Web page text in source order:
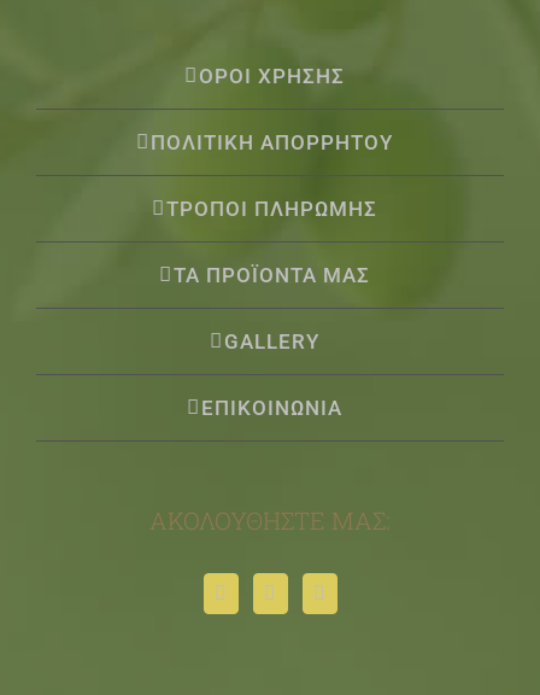
ΟΡΟΙ ΧΡΗΣΗΣ
ΠΟΛΙΤΙΚΗ ΑΠΟΡΡΗΤΟΥ
ΤΡΟΠΟΙ ΠΛΗΡΩΜΗΣ
ΤΑ ΠΡΟΪΟΝΤΑ ΜΑΣ
GALLERY
ΕΠΙΚΟΙΝΩΝΙΑ
ΑΚΟΛΟΥΘΉΣΤΕ ΜΑΣ: